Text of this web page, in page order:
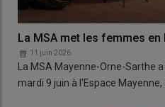
La MSA met les femmes en
11 juin 2026
La MSA Mayenne-Orne-Sarthe
mardi 9 juin à l'Espace Mayenne,